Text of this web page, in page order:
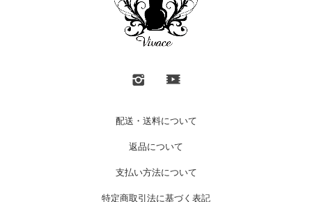
配送・送料について
返品について
支払い方法について
特定商取引法に基づく表記